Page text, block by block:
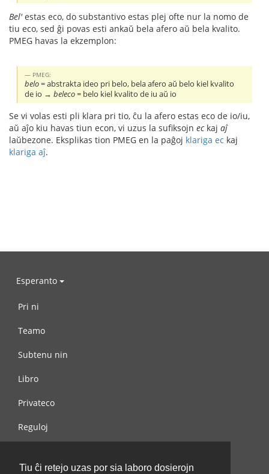
Tiu ĉi retejo uzas por sia laboro dosierojn
Bel'estas eco, do substantivo estas plej ofte nur la nomo de
tiu eco, sed ĝi povas esti ankaŭ bela afero aŭ bela kvalito.
PMEG havas la ekzemplon:
PMEG:
belo= abstrakta ideo pri belo, bela afero aŭ belo kiel kvalito
de io →beleco= belo kiel kvalito de iu aŭ io
Se vi volas esti pli klara pri tio, ĉu la afero estas eco de io/iu,
aŭ aĵo kiu havas tiun econ, vi uzus la sufiksojn eckaj aĵ
laŭbezone. Eksplikas tion PMEG en la paĝoj klariga ec kaj
klariga aĵ.
Esperanto
Pri ni
Teamo
Subtenu nin
Libro
Privateco
Reguloj